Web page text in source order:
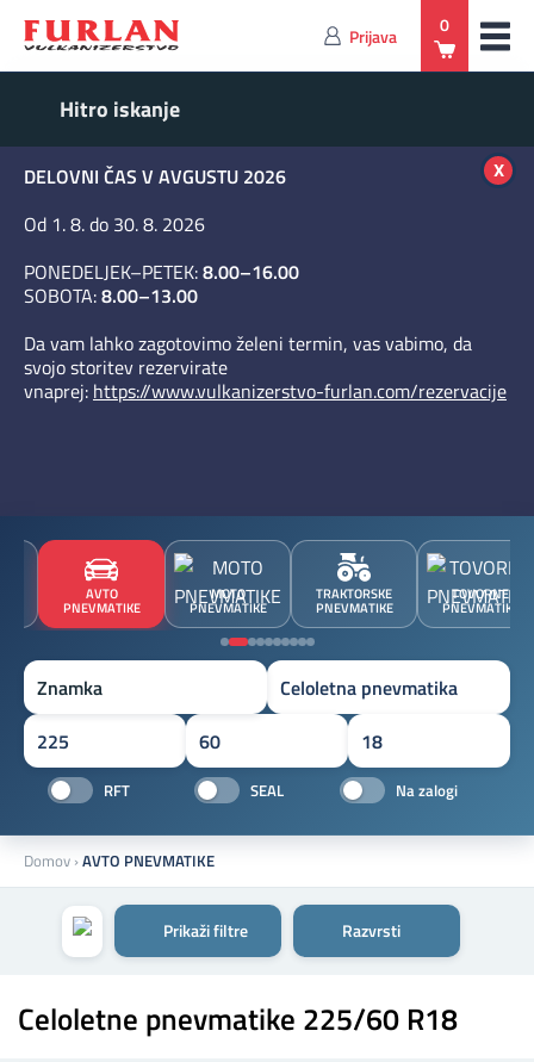
Prijava 0
DELOVNI ČAS V AVGUSTU 2026
Od 1. 8. do 30. 8. 2026
PONEDELJEK–PETEK:8.00–16.00
SOBOTA:8.00–13.00
Da vam lahko zagotovimo želeni termin, vas vabimo, da
svojo storitev rezervirate
vnaprej: https://www.vulkanizerstvo-furlan.com/rezervacije
x
AVTO
PNEVMATIKE
MOTO
PNEVMATIKE
TRAKTORSKE
PNEVMATIKE
TOVORNE
PNEVMATIKE
Znamka
RFT SEAL Na zalogi
Domov ›AVTO PNEVMATIKE
Prikaži filtre Razvrsti
Celoletne pnevmatike 225/60 R18